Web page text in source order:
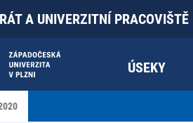
A UNIVERZITNÍ PRACOVIŠTĚ
ÚSEKY